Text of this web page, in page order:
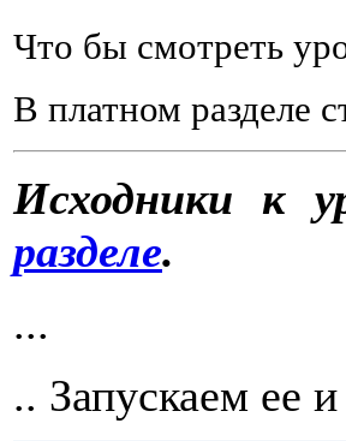
Что бы смотреть
В платном разделе
Исходники к
разделе.
...
.. Запускаем ее